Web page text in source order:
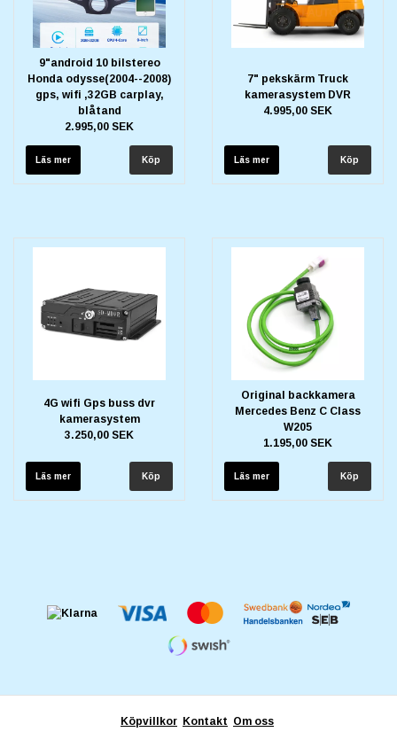
9"android 10 bilstereo
Honda odysse(2004--2008)
gps, wifi ,32GB carplay,
blåtand
2.995,00 SEK
Läs mer
7" pekskärm Truck
kamerasystem DVR
4.995,00 SEK
Läs mer
4G wifi Gps buss dvr
kamerasystem
3.250,00 SEK
Läs mer
Original backkamera
Mercedes Benz C Class
W205
1.195,00 SEK
Läs mer
Köpvillkor Kontakt Om oss